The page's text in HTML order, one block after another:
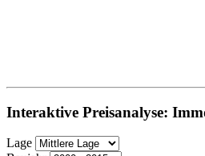
Interaktive Preisanalyse:
Lage